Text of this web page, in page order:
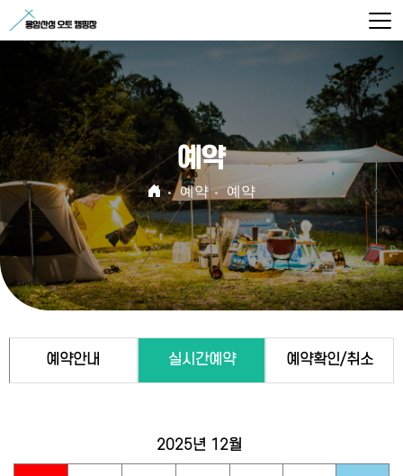
예약
예약 예약
예약안내 실시간예약 예약확인/취소
2025년 12월